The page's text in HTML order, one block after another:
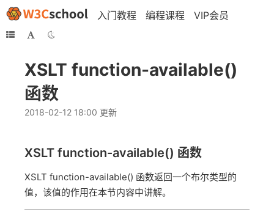
入门教程 编程课程 VIP会员
XSLT function-available()
函数
2018-02-12 18:00 更新
XSLT function-available() 函数
XSLT function-available() 函数返回一个布尔类型的
值，该值的作用在本节内容中讲解。